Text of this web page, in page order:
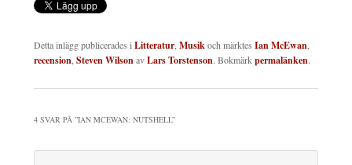
Detta inlägg publicerades i Litteratur Musikoch märktes Ian McEwan
recension Steven WilsonavLars Torstenson. Bokmärkpermalänken.
4 SVAR PÅ ”IAN MCEWAN: NUTSHELL”